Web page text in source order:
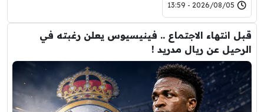
2026/08/05 - 13:59
قبل انتهاء الاجتماع .. فينيسيوس يعلن رغبته في
الرحيل عن ريال مدريد !